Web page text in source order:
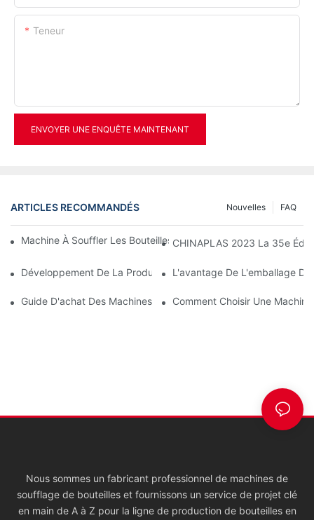
Teneur
ENVOYER UNE ENQUÊTE MAINTENANT
ARTICLES RECOMMANDÉS FAQ
Nouvelles
Machine À Souffler Les Bouteilles : Tout Ce Que Vous Devez
CHINAPLAS 2023 La 35e
Développement De La Production De Flacons PET Pour
L'avantage De L'emballage
Guide D'achat Des Machines De Soufflage De Bouteilles PET
Comment Choisir Une
Nous sommes un fabricant professionnel de machines de
soufflage de bouteilles et fournissons un service de projet clé
en main de A à Z pour la ligne de production de bouteilles en